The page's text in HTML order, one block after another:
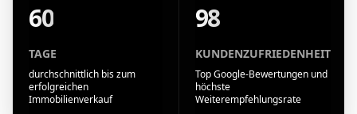
60
TAGE
durchschnittlich bis zum
erfolgreichen
Immobilienverkauf
98
KUNDENZUFRIEDENHEIT
Top Google-Bewertungen und
höchste
Weiterempfehlungsrate